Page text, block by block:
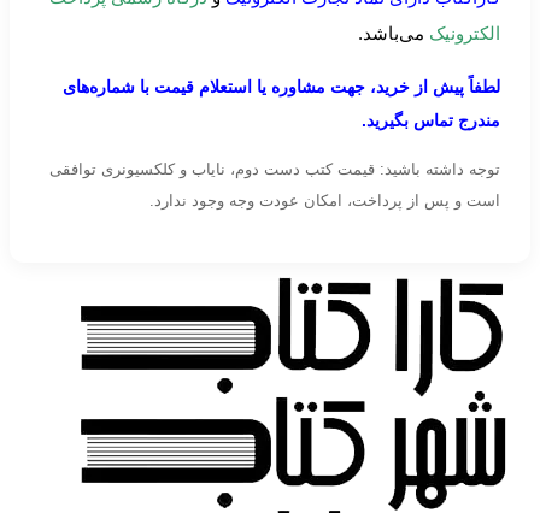
الکترونیک می‌باشد.
لطفاً پیش از خرید، جهت مشاوره یا استعلام قیمت با شماره‌های
مندرج تماس بگیرید.
توجه داشته باشید: قیمت کتب دست دوم، نایاب و کلکسیونری توافقی
است و پس از پرداخت، امکان عودت وجه وجود ندارد.